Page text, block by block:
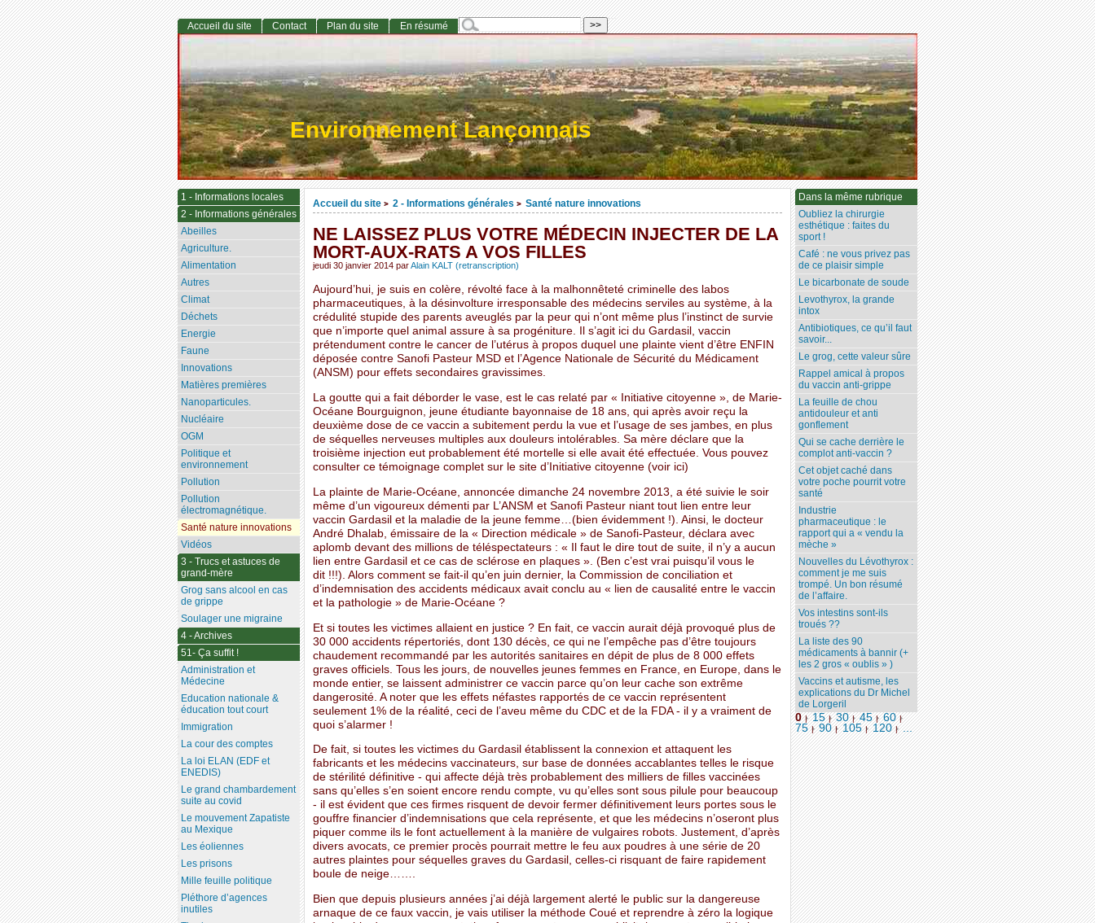
Environnement Lançonnais
Accueil du site > 2 - Informations générales > Santé nature innovations
NE LAISSEZ PLUS VOTRE MÉDECIN INJECTER DE LA
MORT-AUX-RATS A VOS FILLES
jeudi 30 janvier 2014 parAlain KALT (retranscription)
Aujourd’hui, je suis en colère, révolté face à la malhonnêteté criminelle des labos
pharmaceutiques, à la désinvolture irresponsable des médecins serviles au système, à la
crédulité stupide des parents aveuglés par la peur qui n’ont même plus l’instinct de survie
que n’importe quel animal assure à sa progéniture. Il s’agit ici du Gardasil, vaccin
prétendument contre le cancer de l’utérus à propos duquel une plainte vient d’être ENFIN
déposée contre Sanofi Pasteur MSD et l’Agence Nationale de Sécurité du Médicament
(ANSM) pour effets secondaires gravissimes.
La goutte qui a fait déborder le vase, est le cas relaté par « Initiative citoyenne », de Marie-
Océane Bourguignon, jeune étudiante bayonnaise de 18 ans, qui après avoir reçu la
deuxième dose de ce vaccin a subitement perdu la vue et l’usage de ses jambes, en plus
de séquelles nerveuses multiples aux douleurs intolérables. Sa mère déclare que la
troisième injection eut probablement été mortelle si elle avait été effectuée. Vous pouvez
consulter ce témoignage complet sur le site d’Initiative citoyenne (voir ici)
La plainte de Marie-Océane, annoncée dimanche 24 novembre 2013, a été suivie le soir
même d’un vigoureux démenti par L’ANSM et Sanofi Pasteur niant tout lien entre leur
vaccin Gardasil et la maladie de la jeune femme…(bien évidemment !). Ainsi, le docteur
André Dhalab, émissaire de la « Direction médicale » de Sanofi-Pasteur, déclara avec
aplomb devant des millions de téléspectateurs : « Il faut le dire tout de suite, il n’y a aucun
lien entre Gardasil et ce cas de sclérose en plaques ». (Ben c’est vrai puisqu’il vous le
dit !!!). Alors comment se fait-il qu’en juin dernier, la Commission de conciliation et
d’indemnisation des accidents médicaux avait conclu au « lien de causalité entre le vaccin
et la pathologie » de Marie-Océane ?
Et si toutes les victimes allaient en justice ? En fait, ce vaccin aurait déjà provoqué plus de
30 000 accidents répertoriés, dont 130 décès, ce qui ne l’empêche pas d’être toujours
chaudement recommandé par les autorités sanitaires en dépit de plus de 8 000 effets
graves officiels. Tous les jours, de nouvelles jeunes femmes en France, en Europe, dans le
monde entier, se laissent administrer ce vaccin parce qu’on leur cache son extrême
dangerosité. A noter que les effets néfastes rapportés de ce vaccin représentent
seulement 1% de la réalité, ceci de l’aveu même du CDC et de la FDA - il y a vraiment de
quoi s’alarmer !
De fait, si toutes les victimes du Gardasil établissent la connexion et attaquent les
fabricants et les médecins vaccinateurs, sur base de données accablantes telles le risque
de stérilité définitive - qui affecte déjà très probablement des milliers de filles vaccinées
sans qu’elles s’en soient encore rendu compte, vu qu’elles sont sous pilule pour beaucoup
- il est évident que ces firmes risquent de devoir fermer définitivement leurs portes sous le
gouffre financier d’indemnisations que cela représente, et que les médecins n’oseront plus
piquer comme ils le font actuellement à la manière de vulgaires robots. Justement, d’après
divers avocats, ce premier procès pourrait mettre le feu aux poudres à une série de 20
autres plaintes pour séquelles graves du Gardasil, celles-ci risquant de faire rapidement
boule de neige…….
Bien que depuis plusieurs années j’ai déjà largement alerté le public sur la dangereuse
arnaque de ce faux vaccin, je vais utiliser la méthode Coué et reprendre à zéro la logique
Dans la même rubrique
Oubliez la chirurgie
esthétique : faites du
sport !
Café : ne vous privez pas
de ce plaisir simple
Le bicarbonate de soude
Levothyrox, la grande
intox
Antibiotiques, ce qu’il faut
savoir...
Le grog, cette valeur sûre
Rappel amical à propos
du vaccin anti-grippe
La feuille de chou
antidouleur et anti
gonflement
Qui se cache derrière le
complot anti-vaccin ?
Cet objet caché dans
votre poche pourrit votre
santé
Industrie
pharmaceutique : le
rapport qui a « vendu la
mèche »
Nouvelles du Lévothyrox :
comment je me suis
trompé. Un bon résumé
de l’affaire.
Vos intestins sont-ils
troués ??
La liste des 90
médicaments à bannir (+
les 2 gros « oublis » )
Vaccins et autisme, les
explications du Dr Michel
de Lorgeril
0 | 15 | 30 | 45 | 60 |
75 | 90 | 105 | 120 | ...
Accueil du site Contact Plan du site En résumé
1 - Informations locales
2 - Informations générales
Abeilles
Agriculture.
Alimentation
Autres
Climat
Déchets
Energie
Faune
Innovations
Matières premières
Nanoparticules.
Nucléaire
OGM
Politique et
environnement
Pollution
Pollution
électromagnétique.
Santé nature innovations
Vidéos
3 - Trucs et astuces de
grand-mère
Grog sans alcool en cas
de grippe
Soulager une migraine
4 - Archives
51- Ça suffit !
Administration et
Médecine
Education nationale &
éducation tout court
Immigration
La cour des comptes
La loi ELAN (EDF et
ENEDIS)
Le grand chambardement
suite au covid
Le mouvement Zapatiste
au Mexique
Les éoliennes
Les prisons
Mille feuille politique
Pléthore d’agences
inutiles